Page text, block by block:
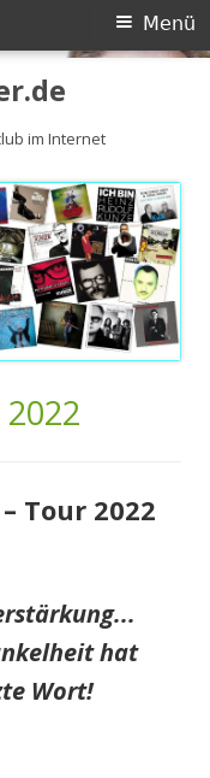
im Internet
Menü
2022
Tour 2022
hat
Wort!